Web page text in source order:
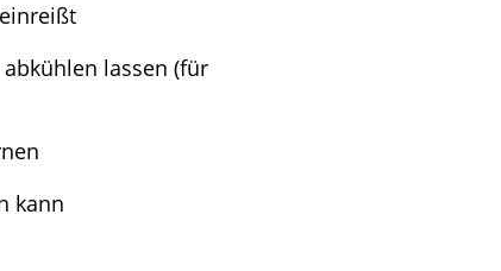
lassen (für
kann